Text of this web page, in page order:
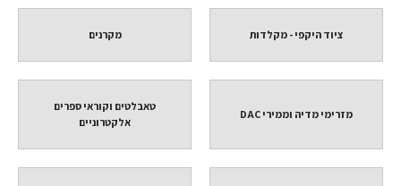
ציוד היקפי - מקלדות מקרנים
מזרימי מדיה וממירי DAC
טאבלטים וקוראי ספרים
אלקטרוניים